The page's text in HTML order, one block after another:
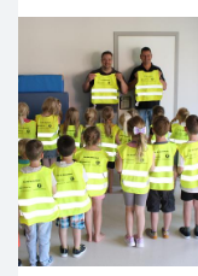
KFD-Leiberg
Die KFD
Fahrt zum
besetzt. Hier ein
#Leiberg